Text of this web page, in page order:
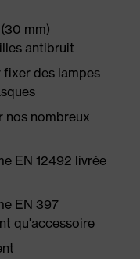
mm)
antibruit
des lampes
nos nombreux
EN 12492 livrée
EN 397
qu'accessoire